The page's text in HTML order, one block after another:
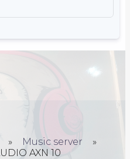
» Music server
»
AXN 10